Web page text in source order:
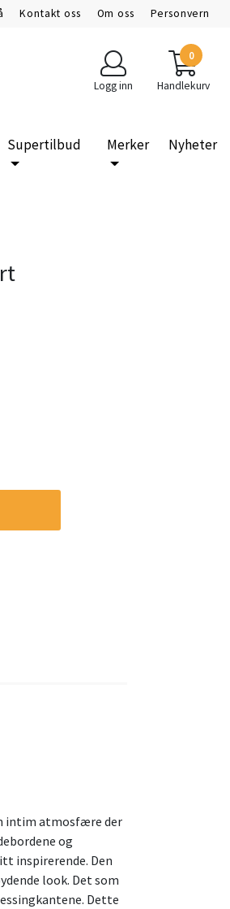
Kontakt oss Om oss Personvern
Logg inn
0
Handlekurv
Supertilbud Merker Nyheter
intim atmosfære der
og
inspirerende. Den
look. Det som
Dette